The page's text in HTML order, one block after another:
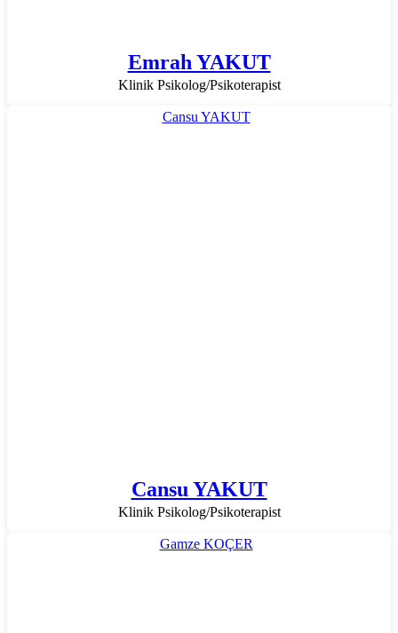
Emrah YAKUT
Klinik Psikolog/Psikoterapist
Cansu YAKUT
Klinik Psikolog/Psikoterapist